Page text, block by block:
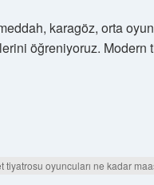
karagöz, orta
öğreniyoruz. Modern
tiyatrosu oyuncuları ne kadar